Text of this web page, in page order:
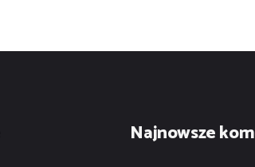
Najnowsze